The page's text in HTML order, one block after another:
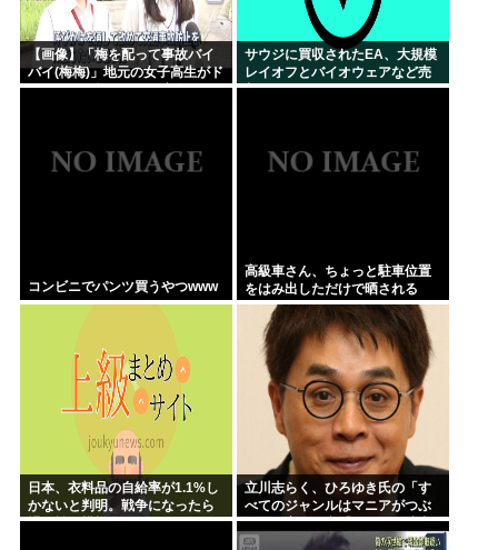
【画像】「梅を配って事故バイ
バイ(梅梅)」地元の女子高生がド
ライバーに梅を配って安全運転
サウジに買収されたEA、大規模
レイオフとバイオウェアなど売
却か
コンビニでパンツ買うやつwww
高級車さん、ちょっと駐車位置
をはみ出しただけで晒される
wwwWwwWWw
日本、衣料品の自給率が1.1%し
かないと判明。戦争になったら
裸で戦う模様www
立川志らく、ひろゆき氏の「す
べてのジャンルはマニアがつぶ
す」に完全同意「そういう連中
が落語をつぶす」